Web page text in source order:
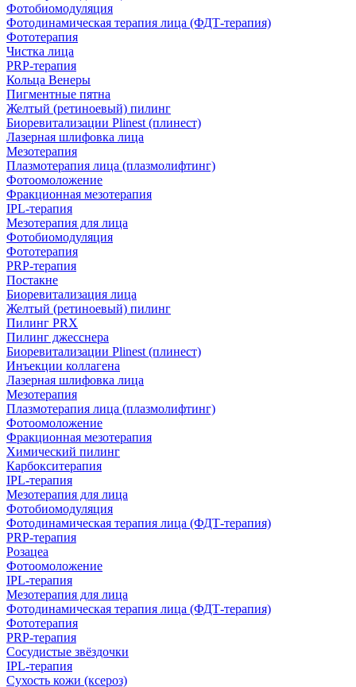
Фотобиомодуляция
Фотодинамическая терапия лица (ФДТ-терапия)
Фототерапия
Чистка лица
PRP-терапия
Кольца Венеры
Пигментные пятна
Желтый (ретиноевый) пилинг
Биоревитализации Plinest (плинест)
Лазерная шлифовка лица
Мезотерапия
Плазмотерапия лица (плазмолифтинг)
Фотоомоложение
Фракционная мезотерапия
IPL‑терапия
Мезотерапия для лица
Фотобиомодуляция
Фототерапия
PRP-терапия
Постакне
Биоревитализация лица
Желтый (ретиноевый) пилинг
Пилинг PRX
Пилинг джесснера
Биоревитализации Plinest (плинест)
Инъекции коллагена
Лазерная шлифовка лица
Мезотерапия
Плазмотерапия лица (плазмолифтинг)
Фотоомоложение
Фракционная мезотерапия
Химический пилинг
Карбокситерапия
IPL‑терапия
Мезотерапия для лица
Фотобиомодуляция
Фотодинамическая терапия лица (ФДТ-терапия)
PRP-терапия
Розацеа
Фотоомоложение
IPL‑терапия
Мезотерапия для лица
Фотодинамическая терапия лица (ФДТ-терапия)
Фототерапия
PRP-терапия
Сосудистые звёздочки
IPL‑терапия
Сухость кожи (ксероз)